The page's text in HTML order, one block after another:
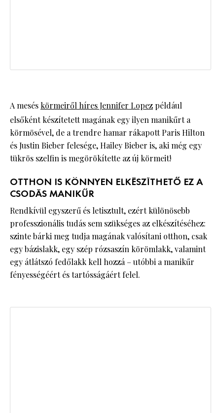
A mesés körmeiről híres Jennifer Lopez például
elsőként készítetett magának egy ilyen manikűrt a
körmösével, de a trendre hamar rákapott Paris Hilton
és Justin Bieber felesége, Hailey Bieber is, aki még egy
tükrös szelfin is megörökítette az új körmeit!
OTTHON IS KÖNNYEN ELKÉSZÍTHETŐ EZ A
CSODÁS MANIKŰR
Rendkívül egyszerű és letisztult, ezért különösebb
professzionális tudás sem szükséges az elkészítéséhez:
szinte bárki meg tudja magának valósítani otthon, csak
egy bázislakk, egy szép rózsaszín körömlakk, valamint
egy átlátszó fedőlakk kell hozzá – utóbbi a manikűr
fényességéért és tartósságáért felel.